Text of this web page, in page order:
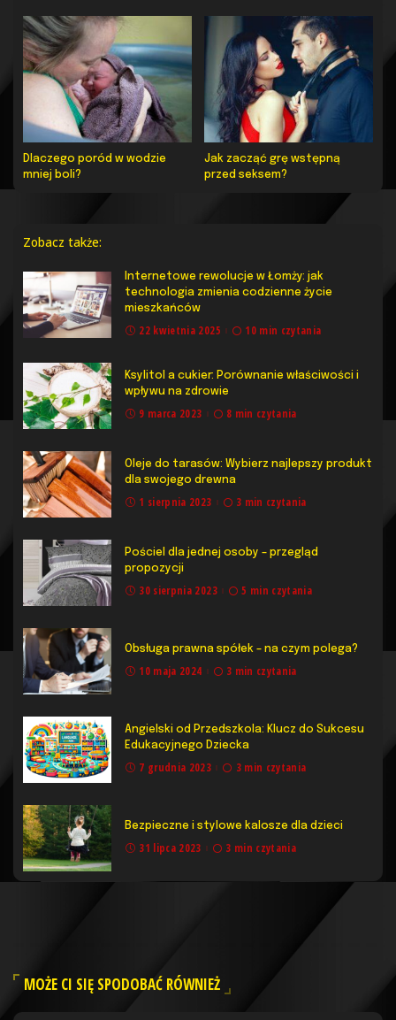
Dlaczego poród w wodzie
mniej boli?
Jak zacząć grę wstępną
przed seksem?
Zobacz także:
Internetowe rewolucje w Łomży: jak
technologia zmienia codzienne życie
mieszkańców
22 kwietnia 2025 10 min czytania
Ksylitol a cukier: Porównanie właściwości i
wpływu na zdrowie
9 marca 2023 8 min czytania
Oleje do tarasów: Wybierz najlepszy produkt
dla swojego drewna
1 sierpnia 2023 3 min czytania
Pościel dla jednej osoby – przegląd
propozycji
30 sierpnia 2023 5 min czytania
Obsługa prawna spółek – na czym polega?
10 maja 2024 3 min czytania
Angielski od Przedszkola: Klucz do Sukcesu
Edukacyjnego Dziecka
7 grudnia 2023 3 min czytania
Bezpieczne i stylowe kalosze dla dzieci
31 lipca 2023 3 min czytania
MOŻE CI SIĘ SPODOBAĆ RÓWNIEŻ